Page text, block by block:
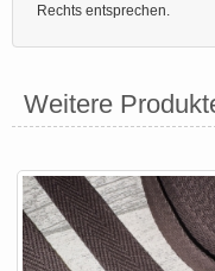
Rechts entsprechen.
Weitere